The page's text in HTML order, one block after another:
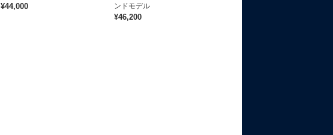
¥44,000
ンドモデル
¥46,200